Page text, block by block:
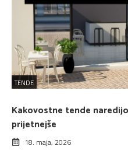
TENDE
Kakovostne tende
prijetnejše
18. maja, 2026